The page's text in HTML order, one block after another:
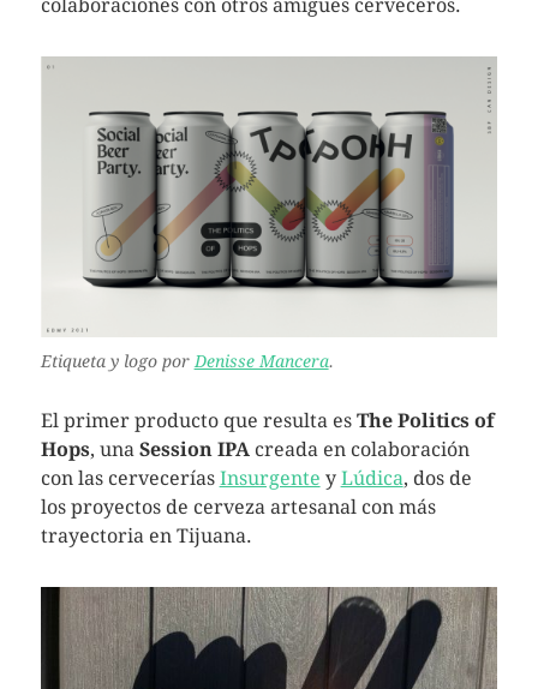
colaboraciones con otros amigues cerveceros.
Etiqueta y logo porDenisse Mancera.
El primer producto que resulta es The Politics of
Hops, una Session IPAcreada en colaboración
con las cervecerías Insurgente y Lúdica, dos de
los proyectos de cerveza artesanal con más
trayectoria en Tijuana.